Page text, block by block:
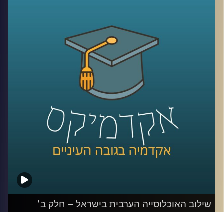
ולמה האוכלוסייה הערבית לא יודעת עברית?
בפרק הזה נדבר יותר על אלימות ופשיעה בחברה הערבית, מה
קרה בקורונה, למה אין מהומות כמו שהיו בשומר החומות,
תופעת הצעירים חסרי המעש , מה צריך לקרות כדי להתחיל שיח
בין האוכלוסיות השונות והאם יש מקום לאופטימיות בעתיד?
שוב איתנו לפרק האחרון בסדרה ד״ר מריאן תחאוכו, חוקרת
בכירה במכון אהרן למדיניות כלכלית בבית ספר טיומקין
לכלכלה – אוניברסיטת רייכמן, ועומדת בראש המרכז לחברה
שילוב האוכלוסייה הערבית בישראל – חלק ב׳